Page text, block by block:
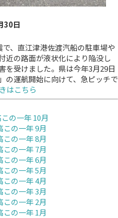
30日
、直江津港佐渡汽船の駐車場や
近の路面が液状化により陥没し
を受けました。県は今年3月29日
の運航開始に向けて、急ピッチで
はこちら
この一年 10月
この一年 9月
この一年 8月
この一年 7月
この一年 6月
この一年 5月
この一年 4月
この一年 3月
この一年 2月
この一年 1月